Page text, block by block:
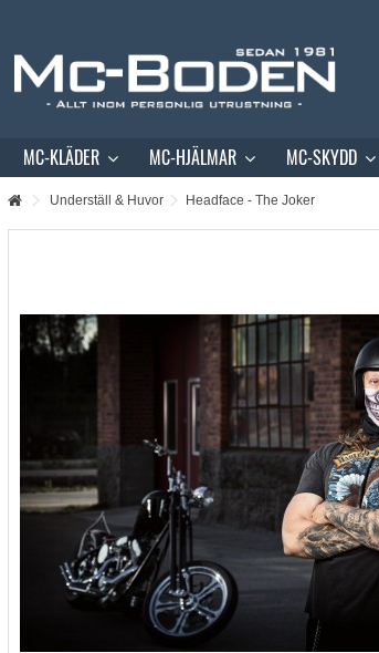
MC-KLÄDER MC-HJÄLMAR MC-SKYDD
Underställ & Huvor Headface - The Joker